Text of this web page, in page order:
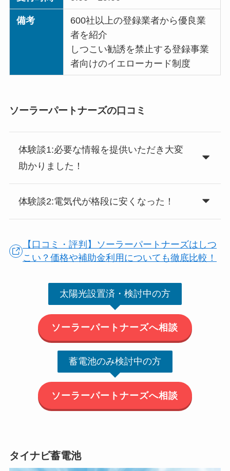
備考
600社以上の登録業者から優良業
者を紹介
しつこい勧誘を禁止する登録事業
者向けのイエローカード制度
ソーラーパートナーズの口コミ
体験談1:必要な情報を提供いただき大変
助かりました！
体験談2:電気代が格段に安くなった！
【口コミ・評判】ソーラーパートナーズはしつ
こい？価格や補助金利用についても徹底比較！
太陽光設置済・検討中の方
ソーラーパートナーズへ相談
蓄電池のみ検討中の方
ソーラーパートナーズへ相談
タイナビ蓄電池